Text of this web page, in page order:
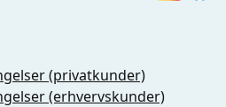
(privatkunder)
(erhvervskunder)